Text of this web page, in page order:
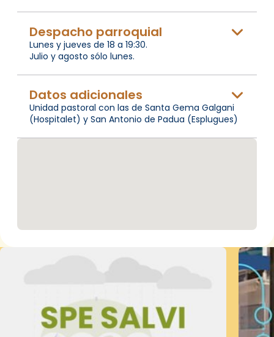
Despacho parroquial
Lunes y jueves de 18 a 19:30.
Julio y agosto sólo lunes.
Datos adicionales
Unidad pastoral con las de Santa Gema Galgani
(Hospitalet) y San Antonio de Padua (Esplugues)